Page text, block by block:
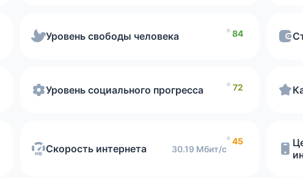
Уровень свободы человека 84
Уровень социального прогресса 72
Скорость интернета 30.19 Мбит/с
45
Скорость интернета